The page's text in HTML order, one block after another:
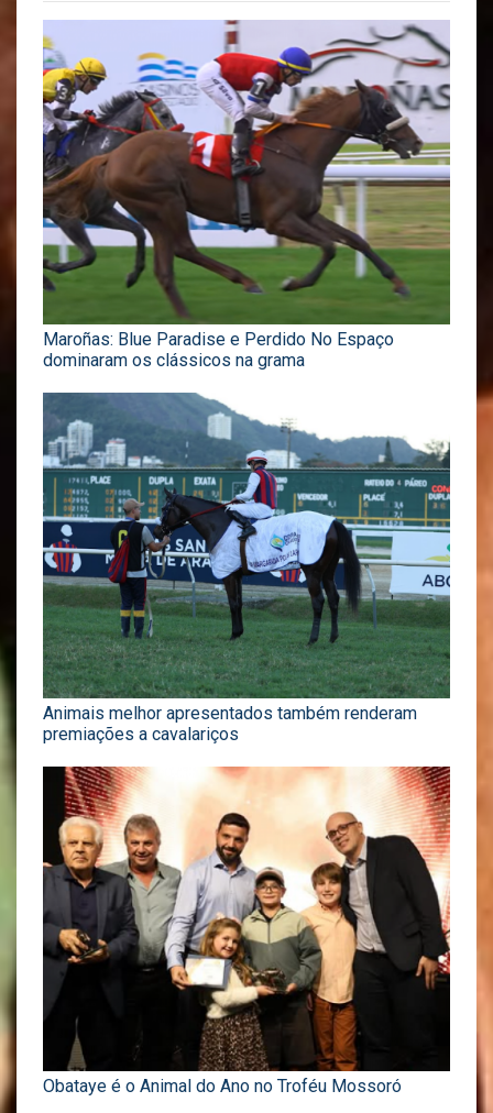
Maroñas: Blue Paradise e Perdido No Espaço
dominaram os clássicos na grama
Animais melhor apresentados também renderam
premiações a cavalariços
Obataye é o Animal do Ano no Troféu Mossoró